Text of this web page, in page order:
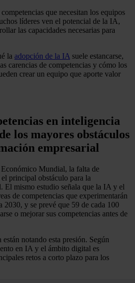
que necesitan los equipos
líderes ven el potencial de la IA,
las capacidades necesarias para
la adopción de la IA suele estancarse,
carencias de competencias y cómo los
crear un equipo que aporte valor
en inteligencia
los mayores obstáculos
empresarial
Mundial, la falta de
principal obstáculo para la
El mismo estudio señala que la IA y el
de competencias que experimentarán
2030, y se prevé que 59 de cada 100
o mejorar sus competencias antes de
notando esta presión. Según
en IA y el ámbito digital es
retos a corto plazo para los